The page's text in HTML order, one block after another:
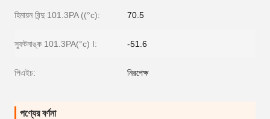
হিমায়ন বিন্দু 101.3PA ((°c): 70.5
স্ফুটনাঙ্ক 101.3PA(°c) I: -51.6
পিএইচ: নিরপেক্ষ
পণ্যের বর্ণনা